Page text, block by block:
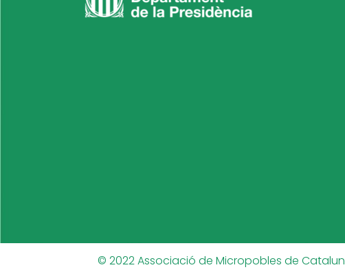
© 2022 Associació de Micropobles de